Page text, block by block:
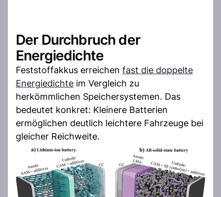
Der Durchbruch der
Energiedichte
Feststoffakkus erreichen fast die doppelte
Energiedichte im Vergleich zu
herkömmlichen Speichersystemen. Das
bedeutet konkret: Kleinere Batterien
ermöglichen deutlich leichtere Fahrzeuge bei
gleicher Reichweite.